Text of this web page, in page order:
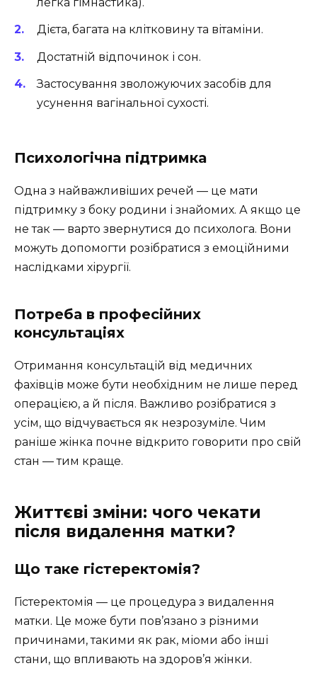
Дієта, багата на клітковину та вітаміни.
Достатній відпочинок і сон.
Застосування зволожуючих засобів для
усунення вагінальної сухості.
Психологічна підтримка
Одна з найважливіших речей — це мати
підтримку з боку родини і знайомих. А якщо це
не так — варто звернутися до психолога. Вони
можуть допомогти розібратися з емоційними
наслідками хірургії.
Потреба в професійних
консультаціях
Отримання консультацій від медичних
фахівців може бути необхідним не лише перед
операцією, а й після. Важливо розібратися з
усім, що відчувається як незрозуміле. Чим
раніше жінка почне відкрито говорити про свій
стан — тим краще.
Життєві зміни: чого чекати
після видалення матки?
Що таке гістеректомія?
Гістеректомія — це процедура з видалення
матки. Це може бути пов’язано з різними
причинами, такими як рак, міоми або інші
стани, що впливають на здоров’я жінки.